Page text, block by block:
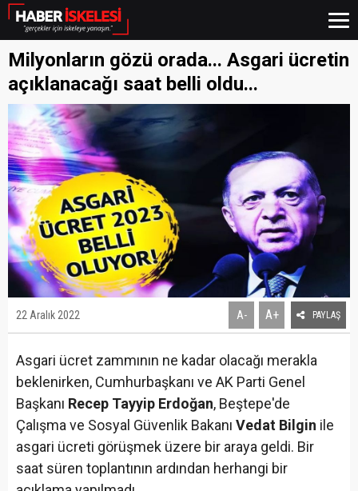
Milyonların gözü orada... Asgari ücretin
açıklanacağı saat belli oldu...
22 Aralık 2022 A- A+ PAYLAŞ
Asgari ücret zammının ne kadar olacağı merakla
beklenirken, Cumhurbaşkanı ve AK Parti Genel
Başkanı Recep Tayyip Erdoğan, Beştepe'de
Çalışma ve Sosyal Güvenlik Bakanı Vedat Bilgin ile
asgari ücreti görüşmek üzere bir araya geldi. Bir
saat süren toplantının ardından herhangi bir